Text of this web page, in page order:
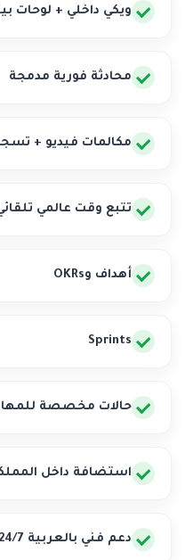
ويكي داخلي + لوحات
محادثة فورية مدمجة
مكالمات فيديو +
تتبع وقت عالمي
أهداف وOKRs
Sprints
حالات مخصصة
استضافة داخل
دعم فني بالعربية 24/7